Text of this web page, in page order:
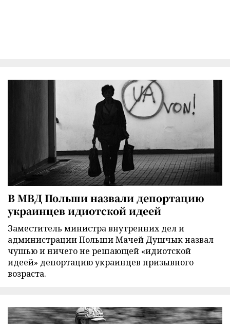
В МВД Польши назвали депортацию
украинцев идиотской идеей
Заместитель министра внутренних дел и
администрации Польши Мачей Душчык назвал
чушью и ничего не решающей «идиотской
идеей» депортацию украинцев призывного
возраста.